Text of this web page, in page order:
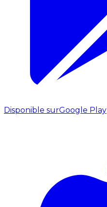
Disponible surGoogle Play